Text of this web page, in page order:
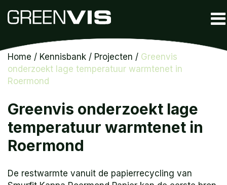
Home / Kennisbank / Projecten / Greenvis
onderzoekt lage temperatuur warmtenet in
Roermond
Greenvis onderzoekt lage
temperatuur warmtenet in
Roermond
De restwarmte vanuit de papierrecycling van